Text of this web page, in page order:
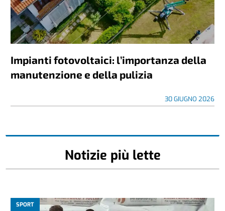
Impianti fotovoltaici: l’importanza della
manutenzione e della pulizia
30 GIUGNO 2026
Notizie più lette
SPORT